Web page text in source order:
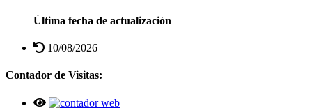
Última fecha de actualización
10/08/2026
Contador de Visitas: